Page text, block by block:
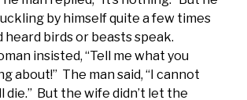
by himself quite a few times
heard birds or beasts speak.
insisted, “Tell me what you
about!” The man said, “I cannot
die.” But the wife didn’t let the